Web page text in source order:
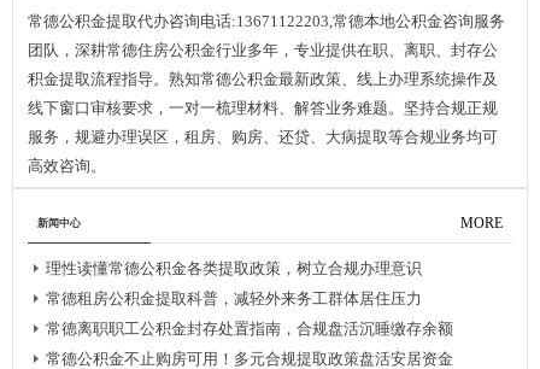
常德公积金提取代办咨询电话:13671122203,常德本地公积金咨询服务
团队，深耕常德住房公积金行业多年，专业提供在职、离职、封存公
积金提取流程指导。熟知常德公积金最新政策、线上办理系统操作及
线下窗口审核要求，一对一梳理材料、解答业务难题。坚持合规正规
服务，规避办理误区，租房、购房、还贷、大病提取等合规业务均可
高效咨询。
MORE
新闻中心
理性读懂常德公积金各类提取政策，树立合规办理意识
常德租房公积金提取科普，减轻外来务工群体居住压力
常德离职职工公积金封存处置指南，合规盘活沉睡缴存余额
常德公积金不止购房可用！多元合规提取政策盘活安居资金